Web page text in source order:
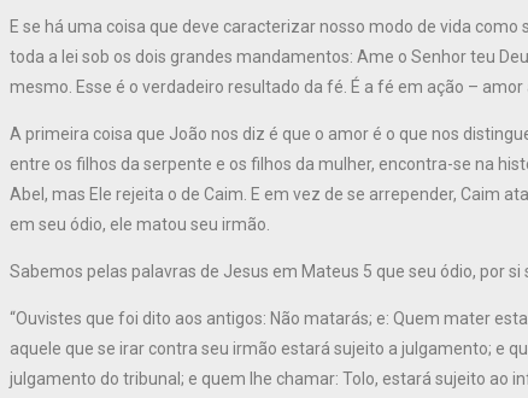
E se há uma coisa que deve caracterizar nosso modo de vida
toda a lei sob os dois grandes mandamentos: Ame o Senhor teu
mesmo. Esse é o verdadeiro resultado da fé. É a fé em ação – amor
A primeira coisa que João nos diz é que o amor é o que nos
entre os filhos da serpente e os filhos da mulher, encontra-se na
Abel, mas Ele rejeita o de Caim. E em vez de se arrepender, Caim
em seu ódio, ele matou seu irmão.
Sabemos pelas palavras de Jesus em Mateus 5 que seu ódio, por
“Ouvistes que foi dito aos antigos: Não matarás; e: Quem mater
aquele que se irar contra seu irmão estará sujeito a julgamento; e
julgamento do tribunal; e quem lhe chamar: Tolo, estará sujeito ao